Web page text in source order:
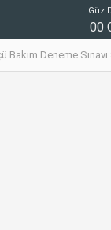
Güz
00
Bakım Deneme